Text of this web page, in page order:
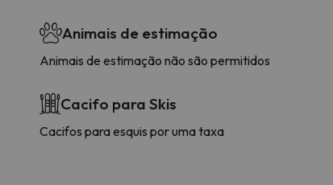
Animais de estimação
Animais de estimação não são permitidos
Cacifo para Skis
Cacifos para esquis por uma taxa